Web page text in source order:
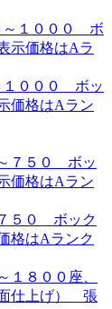
１０００ ボッ
価格はAラン
５０ ボック
格はAランク